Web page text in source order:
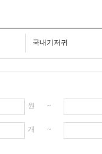
국내기저귀
원 ~
개 ~